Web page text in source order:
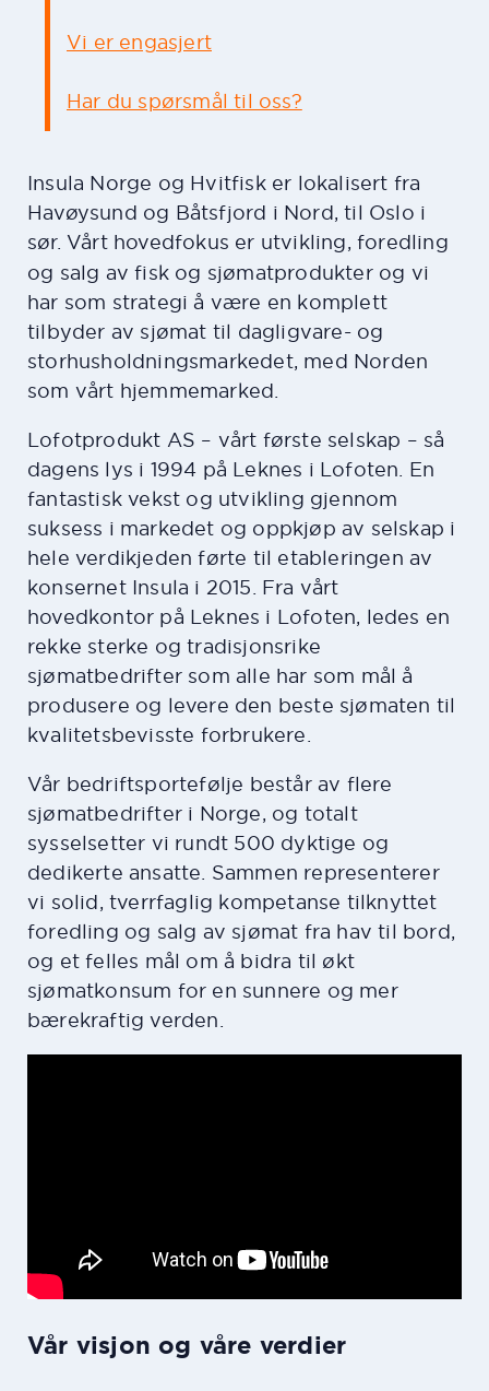
Insula Norge og Hvitfisk er lokalisert fra
Havøysund og Båtsfjord i Nord, til Oslo i
sør. Vårt hovedfokus er utvikling, foredling
og salg av fisk og sjømatprodukter og vi
har som strategi å være en komplett
tilbyder av sjømat til dagligvare- og
storhusholdningsmarkedet, med Norden
som vårt hjemmemarked.
Lofotprodukt AS – vårt første selskap – så
dagens lys i 1994 på Leknes i Lofoten. En
fantastisk vekst og utvikling gjennom
suksess i markedet og oppkjøp av selskap i
hele verdikjeden førte til etableringen av
konsernet Insula i 2015. Fra vårt
hovedkontor på Leknes i Lofoten, ledes en
rekke sterke og tradisjonsrike
sjømatbedrifter som alle har som mål å
produsere og levere den beste sjømaten til
kvalitetsbevisste forbrukere.
Vår bedriftsportefølje består av flere
sjømatbedrifter i Norge, og totalt
sysselsetter vi rundt 500 dyktige og
dedikerte ansatte. Sammen representerer
vi solid, tverrfaglig kompetanse tilknyttet
foredling og salg av sjømat fra hav til bord,
og et felles mål om å bidra til økt
sjømatkonsum for en sunnere og mer
bærekraftig verden.
Vår visjon og våre verdier
Vi er engasjert
Har du spørsmål til oss?